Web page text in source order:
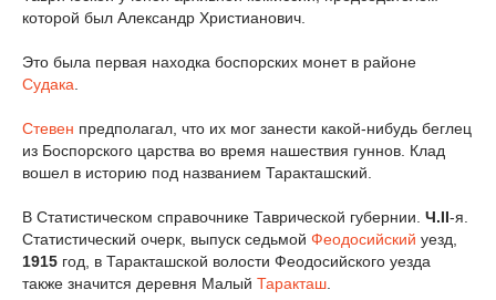
которой был Александр Христианович.
Это была первая находка боспорских монет в районе
Судака
Стевен предполагал, что их мог занести какой-нибудь беглец
из Боспорского царства во время нашествия гуннов. Клад
вошел в историю под названием Таракташский.
В Статистическом справочнике Таврической губернии. Ч.II-я.
Статистический очерк, выпуск седьмой Феодосийский уезд,
1915 год, в Таракташской волости Феодосийского уезда
также значится деревня Малый Таракташ